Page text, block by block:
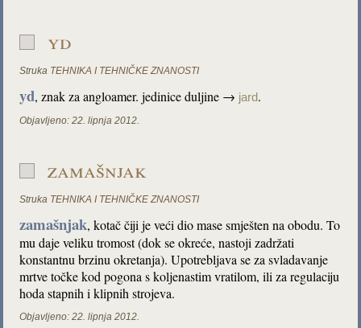
yd
Struka TEHNIKA I TEHNIČKE ZNANOSTI
yd, znak za angloamer. jedinice duljine → jard.
Objavljeno: 22. lipnja 2012.
zamašnjak
Struka TEHNIKA I TEHNIČKE ZNANOSTI
zamašnjak, kotač čiji je veći dio mase smješten na obodu. To
mu daje veliku tromost (dok se okreće, nastoji zadržati
konstantnu brzinu okretanja). Upotrebljava se za svladavanje
mrtve točke kod pogona s koljenastim vratilom, ili za regulaciju
hoda stapnih i klipnih strojeva.
Objavljeno: 22. lipnja 2012.